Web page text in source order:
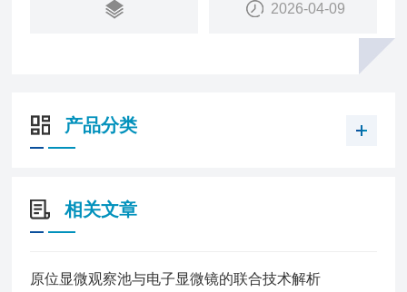
2026-04-09
产品分类
相关文章
原位显微观察池与电子显微镜的联合技术解析